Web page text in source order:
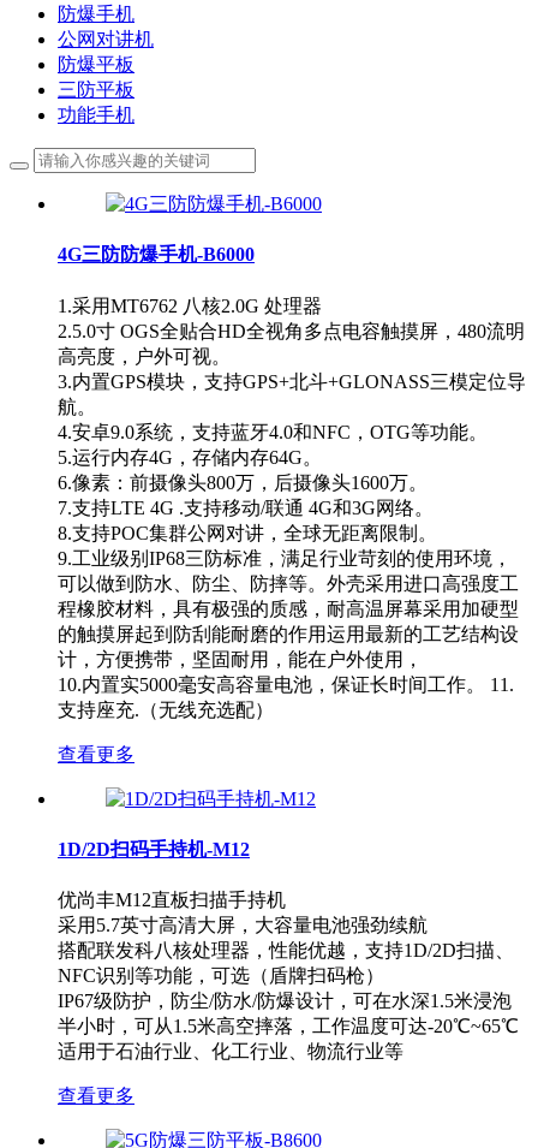
防爆手机
公网对讲机
防爆平板
三防平板
功能手机
4G三防防爆手机-B6000
1.采用MT6762 八核2.0G 处理器
2.5.0寸 OGS全贴合HD全视角多点电容触摸屏，480流明
高亮度，户外可视。
3.内置GPS模块，支持GPS+北斗+GLONASS三模定位导
航。
4.安卓9.0系统，支持蓝牙4.0和NFC，OTG等功能。
5.运行内存4G，存储内存64G。
6.像素：前摄像头800万，后摄像头1600万。
7.支持LTE 4G .支持移动/联通 4G和3G网络。
8.支持POC集群公网对讲，全球无距离限制。
9.工业级别IP68三防标准，满足行业苛刻的使用环境，
可以做到防水、防尘、防摔等。外壳采用进口高强度工
程橡胶材料，具有极强的质感，耐高温屏幕采用加硬型
的触摸屏起到防刮能耐磨的作用运用最新的工艺结构设
计，方便携带，坚固耐用，能在户外使用，
10.内置实5000毫安高容量电池，保证长时间工作。 11.
支持座充.（无线充选配）
查看更多
1D/2D扫码手持机-M12
优尚丰M12直板扫描手持机
采用5.7英寸高清大屏，大容量电池强劲续航
搭配联发科八核处理器，性能优越，支持1D/2D扫描、
NFC识别等功能，可选（盾牌扫码枪）
IP67级防护，防尘/防水/防爆设计，可在水深1.5米浸泡
半小时，可从1.5米高空摔落，工作温度可达-20℃~65℃
适用于石油行业、化工行业、物流行业等
查看更多